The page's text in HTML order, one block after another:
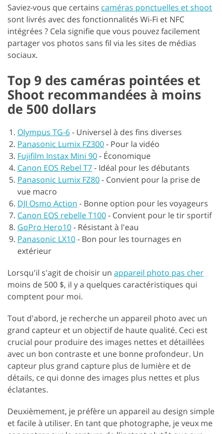
Saviez-vous que certains caméras ponctuelles et shoot
sont livrés avec des fonctionnalités Wi-Fi et NFC
intégrées ? Cela signifie que vous pouvez facilement
partager vos photos sans fil via les sites de médias
sociaux.
Top 9 des caméras pointées et
Shoot recommandées à moins
de 500 dollars
Olympus TG-6- Universel à des fins diverses
Panasonic Lumix FZ300- Pour la vidéo
Fujifilm Instax Mini 90- Économique
Canon EOS Rebel T7- Idéal pour les débutants
Panasonic Lumix FZ80- Convient pour la prise de
vue macro
DJI Osmo Action - Bonne option pour les voyageurs
Canon EOS rebelle T100- Convient pour le tir sportif
GoPro Hero10- Résistant à l'eau
Panasonic LX10- Bon pour les tournages en
extérieur
Lorsqu'il s'agit de choisir un appareil photo pas cher
moins de 500 $, il y a quelques caractéristiques qui
comptent pour moi.
Tout d'abord, je recherche un appareil photo avec un
grand capteur et un objectif de haute qualité. Ceci est
crucial pour produire des images nettes et détaillées
avec un bon contraste et une bonne profondeur. Un
capteur plus grand capture plus de lumière et de
détails, ce qui donne des images plus nettes et plus
éclatantes.
Deuxièmement, je préfère un appareil au design simple
et facile à utiliser. En tant que photographe, je veux me